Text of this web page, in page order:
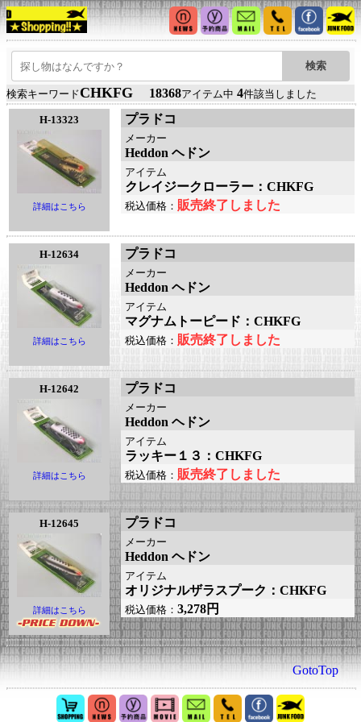
検索キーワードCHKFG 18368アイテム中 4件該当しました
H-13323
詳細はこちら
プラドコ
メーカー
Heddon ヘドン
アイテム
クレイジークローラー：CHKFG
税込価格： 販売終了しました
H-12634
詳細はこちら
プラドコ
メーカー
Heddon ヘドン
アイテム
マグナムトーピード：CHKFG
税込価格： 販売終了しました
H-12642
詳細はこちら
プラドコ
メーカー
Heddon ヘドン
アイテム
ラッキー１３：CHKFG
税込価格： 販売終了しました
H-12645
詳細はこちら
プラドコ
メーカー
Heddon ヘドン
アイテム
オリジナルザラスプーク：CHKFG
税込価格： 3,278円
GotoTop